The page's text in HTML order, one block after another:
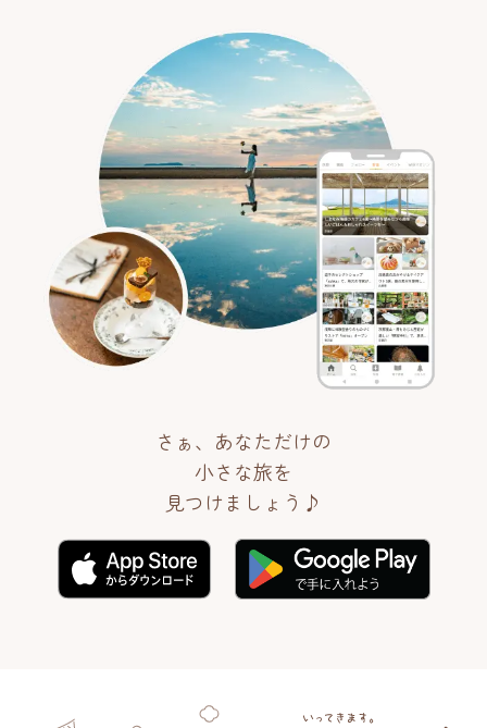
さぁ、あなただけの
小さな旅を
見つけましょう♪